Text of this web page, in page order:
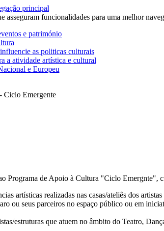
principal
asseguram funcionalidades para uma melhor
e património
as politicas culturais
a atividade artística e cultural
e Europeu
Ciclo Emergente
Programa de Apoio à Cultura "Ciclo Emergnte",
artísticas realizadas nas casas/ateliês dos
ou seus parceiros no espaço público ou em
estruturas que atuem no âmbito do Teatro,